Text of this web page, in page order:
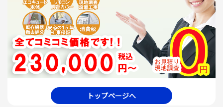
トップページへ